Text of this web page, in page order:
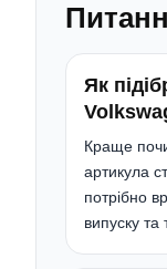
Як
Краще
артикула
потрібно
випуску та